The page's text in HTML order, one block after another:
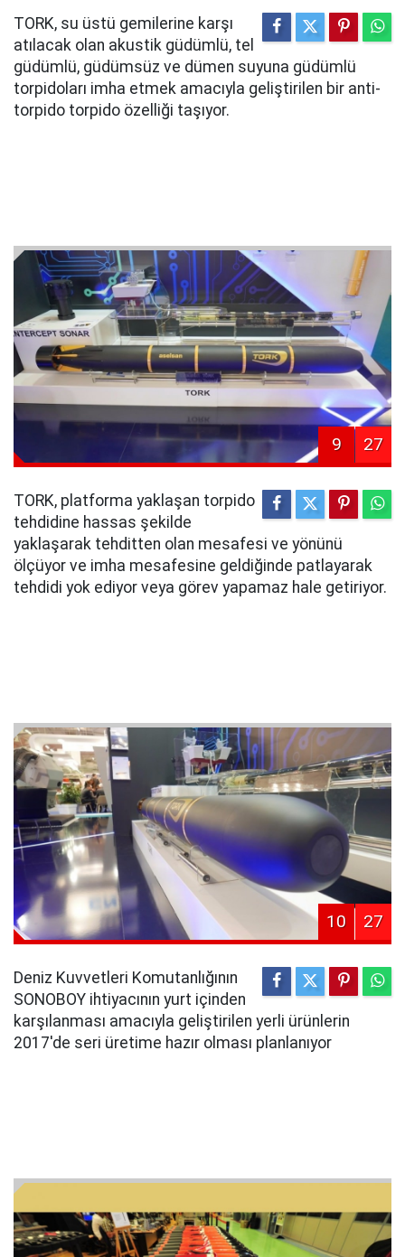
TORK, su üstü gemilerine karşı
atılacak olan akustik güdümlü, tel
güdümlü, güdümsüz ve dümen suyuna güdümlü
torpidoları imha etmek amacıyla geliştirilen bir anti-
torpido torpido özelliği taşıyor.
9 27
TORK, platforma yaklaşan torpido
tehdidine hassas şekilde
yaklaşarak tehditten olan mesafesi ve yönünü
ölçüyor ve imha mesafesine geldiğinde patlayarak
tehdidi yok ediyor veya görev yapamaz hale getiriyor.
10 27
Deniz Kuvvetleri Komutanlığının
SONOBOY ihtiyacının yurt içinden
karşılanması amacıyla geliştirilen yerli ürünlerin
2017'de seri üretime hazır olması planlanıyor